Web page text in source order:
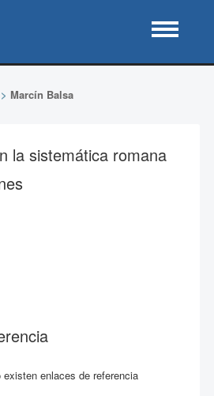
Marcín Balsa
la sistemática romana
enlaces de referencia